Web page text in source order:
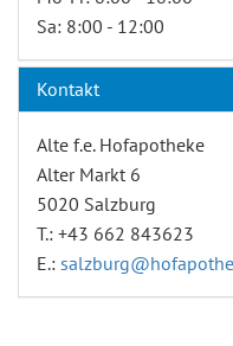
Sa: 8:00 - 12:00
Kontakt
Alte f.e. Hofapotheke
Alter Markt 6
5020 Salzburg
T.: +43 662 843623
E.: